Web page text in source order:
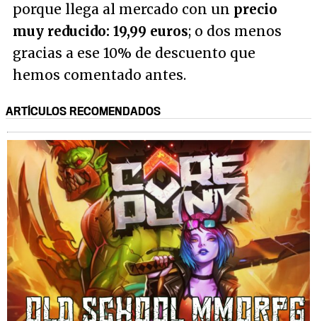
porque llega al mercado con un precio
muy reducido: 19,99 euros; o dos menos
gracias a ese 10% de descuento que
hemos comentado antes.
ARTÍCULOS RECOMENDADOS